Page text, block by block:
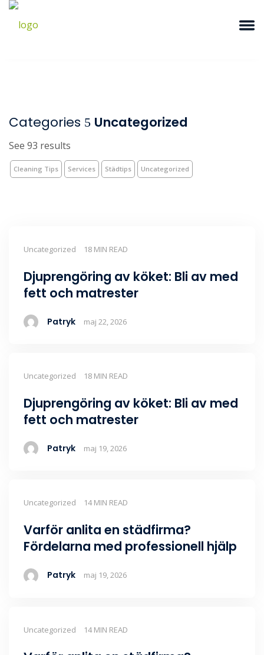
Categories Uncategorized
See 93 results
Cleaning Tips Services Städtips Uncategorized
Uncategorized 18 MIN READ
Djuprengöring av köket: Bli av med
fett och matrester
Patryk maj 22, 2026
Uncategorized 18 MIN READ
Djuprengöring av köket: Bli av med
fett och matrester
Patryk maj 19, 2026
Uncategorized 14 MIN READ
Varför anlita en städfirma?
Fördelarna med professionell hjälp
Patryk maj 19, 2026
Uncategorized 14 MIN READ